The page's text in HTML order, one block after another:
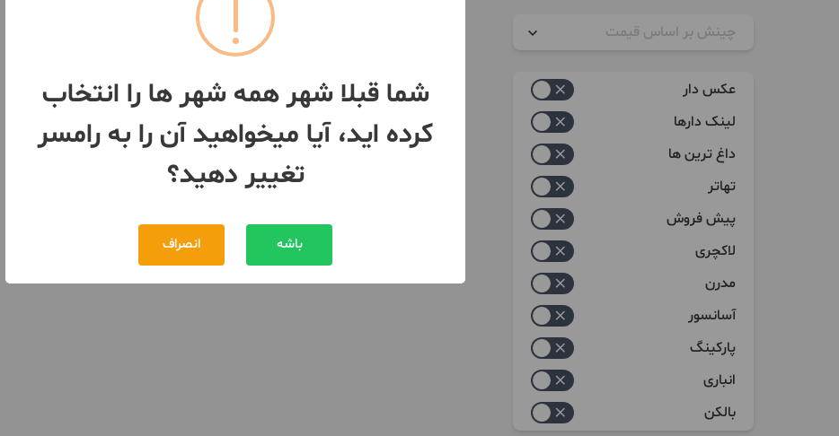
چینش بر اساس قیمت
عکس دار
لینک دارها
داغ ترین ها
تهاتر
پیش فروش
لاکچری
مدرن
آسانسور
پارکینگ
انباری
بالکن
شما قبلا شهر همه شهر ها را انتخاب
کرده اید، آیا میخواهید آن را به رامسر
تغییر دهید؟
باشه انصراف